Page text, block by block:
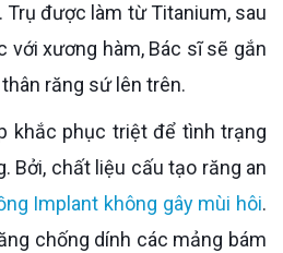
Trụ được làm từ Titanium, sau
với xương hàm, Bác sĩ sẽ gắn
răng sứ lên trên.
khắc phục triệt để tình trạng
Bởi, chất liệu cấu tạo răng an
Implant không gây mùi hôi.
chống dính các mảng bám